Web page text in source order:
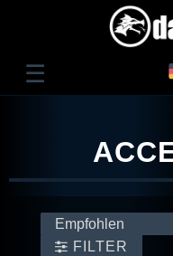
☰
FILTER